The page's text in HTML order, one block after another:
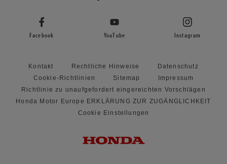
Facebook YouTube Instagram
Kontakt Rechtliche Hinweise
Datenschutz
Cookie-Richtlinien
Sitemap
Impressum
Richtlinie zu unaufgefordert eingereichten Vorschlägen
Honda Motor Europe ERKLÄRUNG ZUR ZUGÄNGLICHKEIT
Cookie Einstellungen